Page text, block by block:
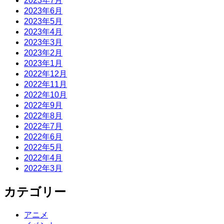
2023年6月
2023年5月
2023年4月
2023年3月
2023年2月
2023年1月
2022年12月
2022年11月
2022年10月
2022年9月
2022年8月
2022年7月
2022年6月
2022年5月
2022年4月
2022年3月
カテゴリー
アニメ